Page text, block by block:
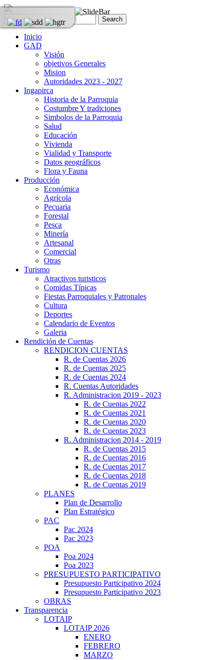
Inicio
GAD
Visión
objetivos Generales
Mision
Autoridades 2023 - 2027
Ingapirca
Historia de la Parroquia
Costumbre Y tradiciones
Simbolos de la Parroquia
Salud
Educación
Vivienda
Vialidad y Transporte
Datos geográficos
Flora y Fauna
Producción
Económica
Agrícola
Pecuaria
Forestal
Pesca
Minería
Artesanal
Comercial
Otras
Turismo
Atractivos turisticos
Comidas Típicas
Fiestas Parroquiales y Patronales
Cultura
Deportes
Calendario de Eventos
Galeria
Rendición de Cuentas
RENDICION CUENTAS
R. de Cuentas 2026
R. de Cuentas 2025
R. de Cuentas 2024
R. Cuentas Autoridades
R. Administracion 2019 - 2023
R. de Cuentas 2022
R. de Cuentas 2021
R. de Cuentas 2020
R. de Cuentas 2023
R. Administracion 2014 - 2019
R. de Cuentas 2015
R. de Cuentas 2016
R. de Cuentas 2017
R. de Cuentas 2018
R. de Cuentas 2019
PLANES
Plan de Desarrollo
Plan Estratégico
PAC
Pac 2024
Pac 2023
POA
Poa 2024
Poa 2023
PRESUPUESTO PARTICIPATIVO
Presupuesto Participativo 2024
Presupuesto Participativo 2023
OBRAS
Transparencia
LOTAIP
LOTAIP 2026
ENERO
FEBRERO
MARZO